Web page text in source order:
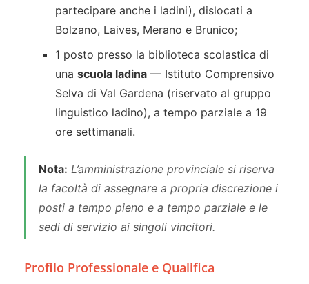
partecipare anche i ladini), dislocati a
Bolzano, Laives, Merano e Brunico;
1 posto presso la biblioteca scolastica di
una scuola ladina — Istituto Comprensivo
Selva di Val Gardena (riservato al gruppo
linguistico ladino), a tempo parziale a 19
ore settimanali.
Nota: L’amministrazione provinciale si riserva
la facoltà di assegnare a propria discrezione i
posti a tempo pieno e a tempo parziale e le
sedi di servizio ai singoli vincitori.
Profilo Professionale e Qualifica